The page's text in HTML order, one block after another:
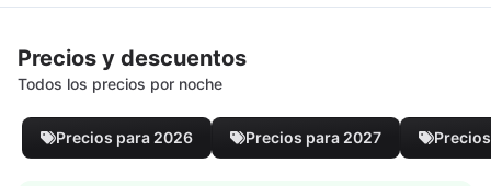
Precios y descuentos
Todos los precios por noche
Precios para 2026 Precios para 2027